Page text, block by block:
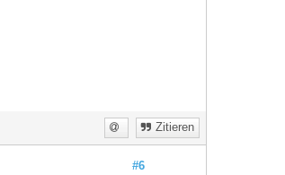
Zitieren
#6